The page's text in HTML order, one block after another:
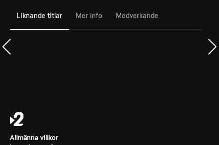
Liknande titlar Mer info Medverkande
Allmänna villkor